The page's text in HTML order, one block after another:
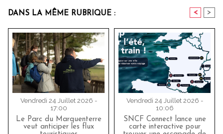
DANS LA MÊME RUBRIQUE : < >
Vendredi 24 Juillet 2026 -
17:00
Le Parc du Marquenterre
veut anticiper les flux
Vendredi 24 Juillet 2026 -
10:06
SNCF Connect lance une
carte interactive pour